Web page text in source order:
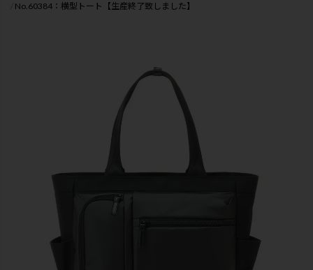
No.60384：横型トート【生産終了致しました】